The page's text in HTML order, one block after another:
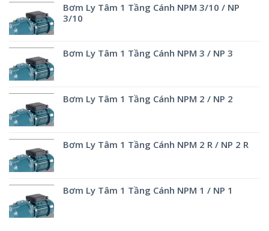
Bơm Ly Tâm 1 Tầng Cánh NPM 3/10 / NP
3/10
Bơm Ly Tâm 1 Tầng Cánh NPM 3 / NP 3
Bơm Ly Tâm 1 Tầng Cánh NPM 2 / NP 2
Bơm Ly Tâm 1 Tầng Cánh NPM 2 R / NP 2 R
Bơm Ly Tâm 1 Tầng Cánh NPM 1 / NP 1